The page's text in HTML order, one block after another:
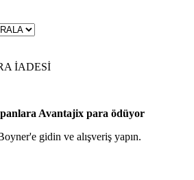
İADESİ
Avantajix para ödüyor
gidin ve alışveriş yapın.